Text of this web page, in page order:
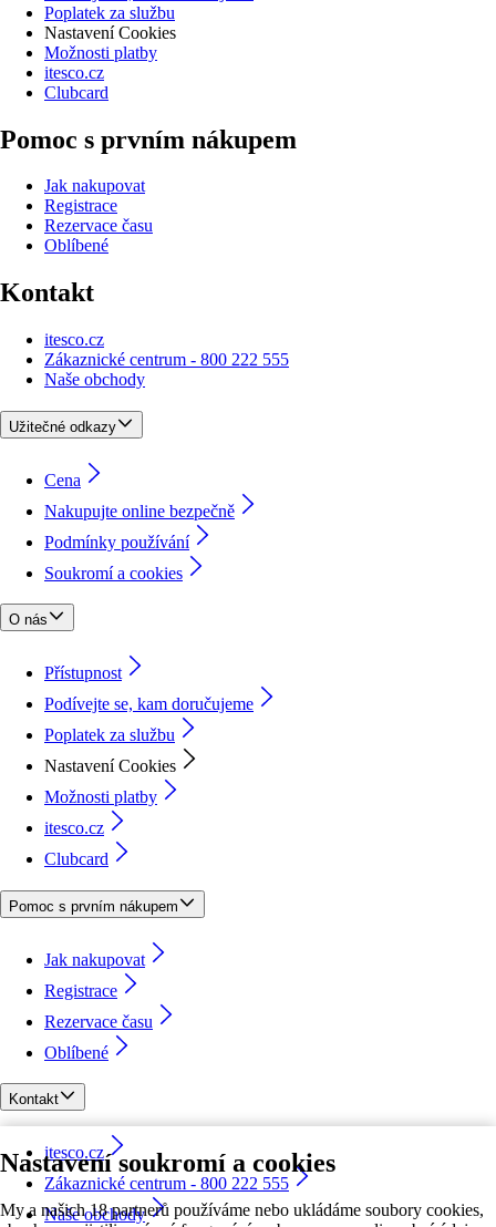
Nastavení soukromí a cookies
My a našich 18 partnerů používáme nebo ukládáme soubory cookies,
Poplatek za službu
Nastavení Cookies
Možnosti platby
itesco.cz
Clubcard
Pomoc s prvním nákupem
Jak nakupovat
Registrace
Rezervace času
Oblíbené
Kontakt
itesco.cz
Zákaznické centrum - 800 222 555
Naše obchody
Užitečné odkazy
Cena
Nakupujte online bezpečně
Podmínky používání
Soukromí a cookies
O nás
Přístupnost
Podívejte se, kam doručujeme
Poplatek za službu
Nastavení Cookies
Možnosti platby
itesco.cz
Clubcard
Pomoc s prvním nákupem
Jak nakupovat
Registrace
Rezervace času
Oblíbené
Kontakt
itesco.cz
Zákaznické centrum - 800 222 555
Naše obchody